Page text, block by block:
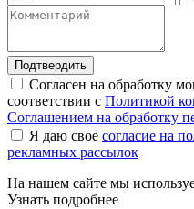
Подтвердить
Согласен на обработку
соответствии с Политикой
Соглашением на обработку
Я даю свое согласие на
рекламных рассылок
На нашем сайте мы
Узнать подробнее